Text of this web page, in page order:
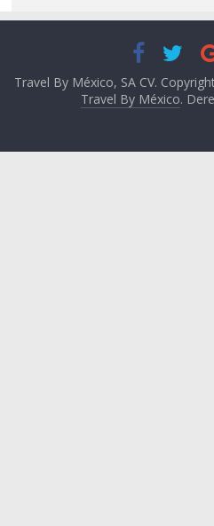
Travel By México, SA CV.
Travel By México.